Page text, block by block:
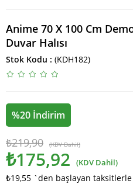
Anime 70 X 100 Cm
Duvar Halısı
Stok Kodu (KDH182)
%20 İndirim
₺219,90 (KDV Dahil)
₺175,92 (KDV Dahil)
₺19,55 `den başlayan taksitlerle